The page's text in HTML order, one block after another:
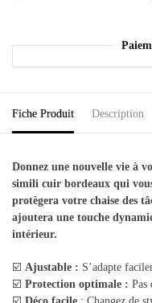
Fiche Produit Description
Donnez une nouvelle vie à
simili cuir bordeaux qui
protègera votre chaise des
ajoutera une touche
intérieur.
☑️ Ajustable : S’adapte
☑️ Protection optimale : Pas